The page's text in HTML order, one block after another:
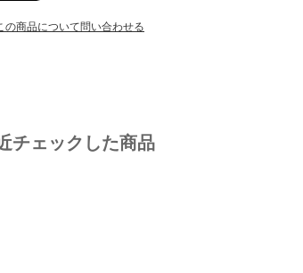
の商品について問い合わせる
チェックした商品